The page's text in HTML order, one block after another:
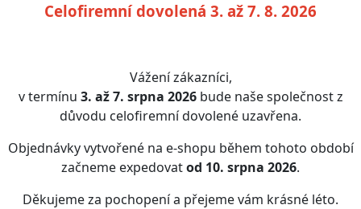
Celofiremní dovolená 3. až 7. 8. 2026
Vážení zákazníci,
v termínu 3. až 7. srpna 2026bude naše společnost z
důvodu celofiremní dovolené uzavřena.
Objednávky vytvořené na e-shopu během tohoto období
začneme expedovatod 10. srpna 2026.
Děkujeme za pochopení a přejeme vám krásné léto.